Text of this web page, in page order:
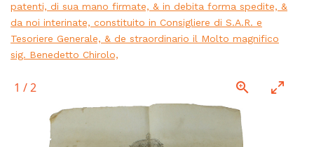
patenti, di sua mano firmate, & in debita forma spedite, &
da noi interinate, constituito in Consigliere di S.A.R. e
Tesoriere Generale, & de straordinario il Molto magnifico
sig. Benedetto Chirolo,
1 /2